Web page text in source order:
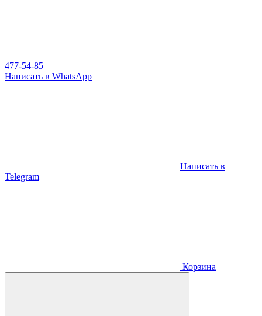
477-54-85
Написать в WhatsApp
Написать в
Telegram
Корзина